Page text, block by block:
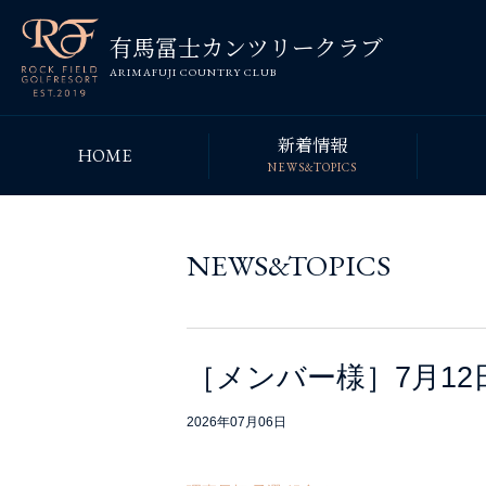
有馬冨士カンツリークラブ
ARIMAFUJI COUNTRY CLUB
HOME 新着情報
NEWS&TOPICS
NEWS&TOPICS
［メンバー様］7月
2026年07月06日